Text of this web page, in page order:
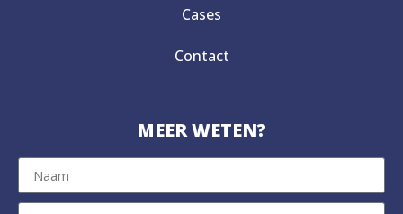
Cases
Contact
MEER WETEN?